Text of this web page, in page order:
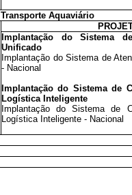
Transporte Aquaviário
Implantação do Sistema
Unificado
Implantação do Sistema de
- Nacional
Implantação do Sistema de
Logística Inteligente
Implantação do Sistema de
Logística Inteligente - Nacional